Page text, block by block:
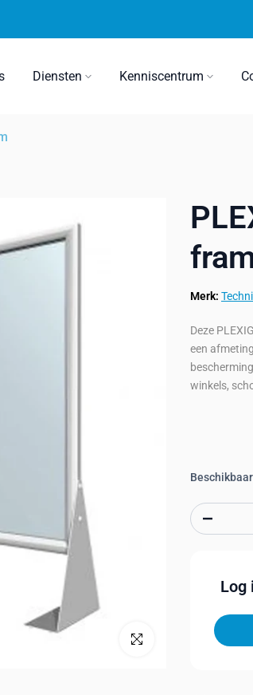
Diensten Kenniscentrum
Klik om te vergroten
Merk:
Deze
een
winkels,
Log